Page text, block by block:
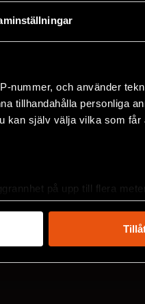
nummer, och använder
tillhandahålla personliga
kan själv välja vilka som får
på upp till flera meter
(fingeravtryck)
preferenser i